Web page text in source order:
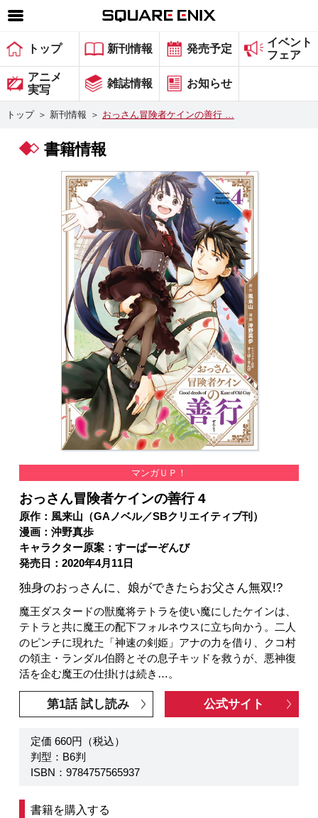
SQUARE ENIX 公式サイトメニュー
ゲーム
マガジン＆ブックス
グッズ
会社情報 採用情報
スクウェア・エニックス サイト内検索
トップ 新刊情報 発売予定
イベント
フェア
アニメ
実写
雑誌情報 お知らせ
トップ ＞ 新刊情報 ＞ おっさん冒険者ケインの善行 …
書籍情報
マンガＵＰ！
おっさん冒険者ケインの善行 4
原作：風来山（GAノベル／SBクリエイティブ刊）
漫画：沖野真歩
キャラクター原案：すーぱーぞんび
発売日：2020年4月11日
独身のおっさんに、娘ができたらお父さん無双!?
魔王ダスタードの獣魔将テトラを使い魔にしたケインは、
テトラと共に魔王の配下フォルネウスに立ち向かう。二人
のピンチに現れた「神速の剣姫」アナの力を借り、クコ村
の領主・ランダル伯爵とその息子キッドを救うが、悪神復
活を企む魔王の仕掛けは続き…。
第1話 試し読み 公式サイト
定価 660円（税込）
判型：B6判
ISBN：9784757565937
書籍を購入する